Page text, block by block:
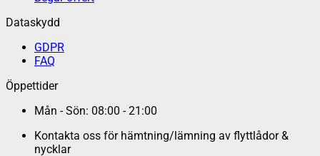
Dataskydd
GDPR
FAQ
Öppettider
Mån - Sön: 08:00 - 21:00
Kontakta oss för hämtning/lämning av flyttlådor &
nycklar